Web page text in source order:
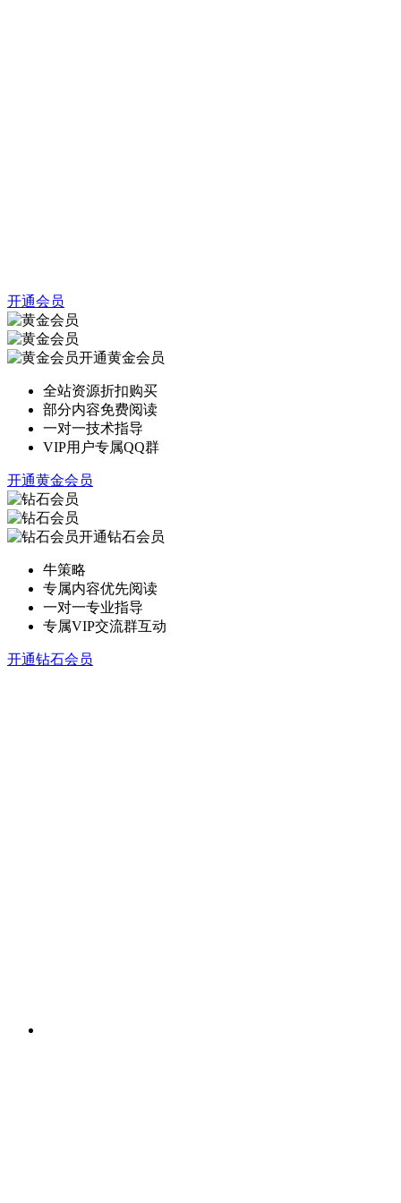
开通会员
开通黄金会员
全站资源折扣购买
部分内容免费阅读
一对一技术指导
VIP用户专属QQ群
开通黄金会员
开通钻石会员
牛策略
专属内容优先阅读
一对一专业指导
专属VIP交流群互动
开通钻石会员